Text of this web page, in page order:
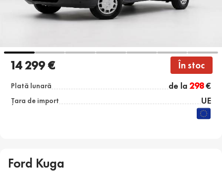
14 299 € În stoc
Plată lunară de la298€
Țara de import UE
Ford Kuga